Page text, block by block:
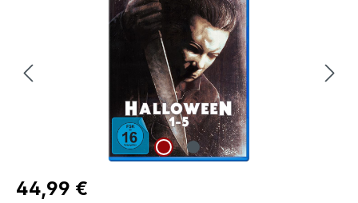
Regulärer Preis:
44,99 €